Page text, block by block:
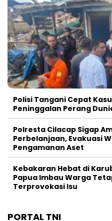
Polisi Tangani Cepat
Peninggalan Perang
Polresta Cilacap Sigap
Perbelanjaan, Evakuasi
Pengamanan Aset
Kebakaran Hebat di
Papua Imbau Warga
Terprovokasi Isu
PORTAL TNI